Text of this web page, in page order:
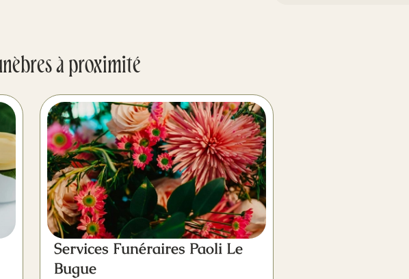
à proximité
Services Funéraires Paoli Le
Bugue